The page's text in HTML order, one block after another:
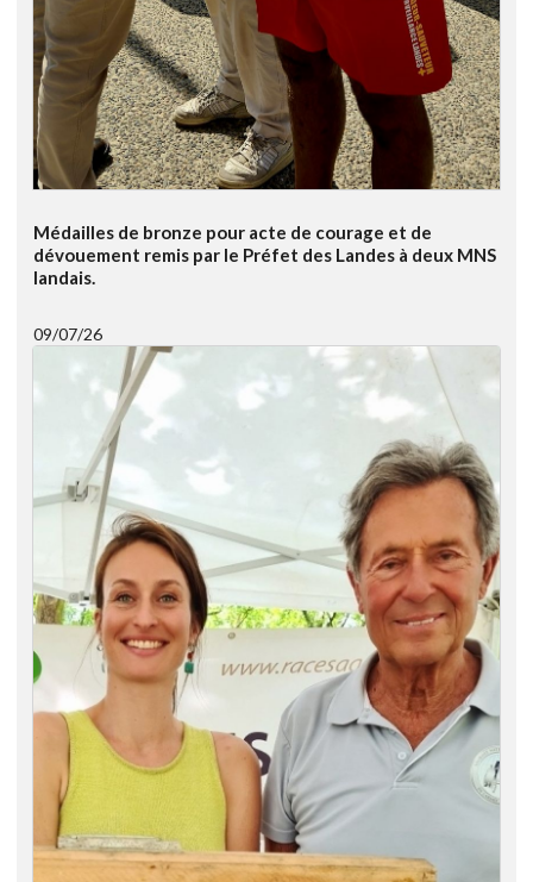
Médailles de bronze pour acte de courage et de
dévouement remis par le Préfet des Landes à deux MNS
landais.
09/07/26